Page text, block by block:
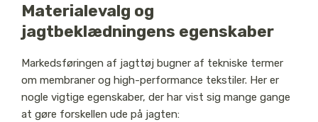
Materialevalg og
jagtbeklædningens egenskaber
Markedsføringen af jagttøj bugner af tekniske termer
om membraner og high-performance tekstiler. Her er
nogle vigtige egenskaber, der har vist sig mange gange
at gøre forskellen ude på jagten: